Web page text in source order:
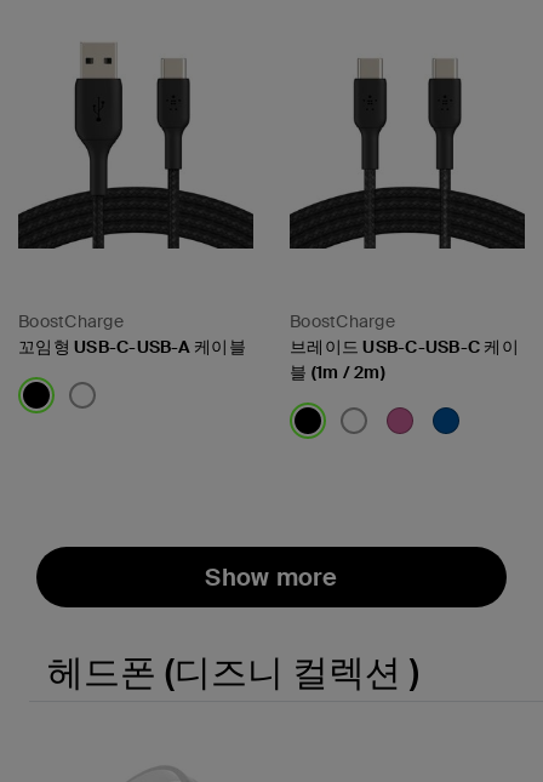
BoostCharge
꼬임형 USB-C-USB-A 케이블
BoostCharge
브레이드 USB-C-USB-C 케이
블 (1m / 2m)
Show more
헤드폰 (디즈니 컬렉션 )